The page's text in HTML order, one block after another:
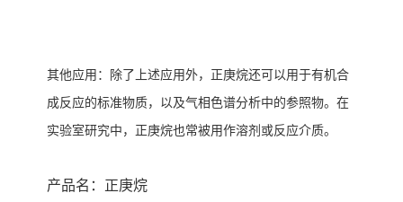
‌其他应用‌：除了上述应用外，正庚烷还可以用于有机合
成反应的标准物质，以及气相色谱分析中的参照物。在
实验室研究中，正庚烷也常被用作溶剂或反应介质。
产品名： 正庚烷